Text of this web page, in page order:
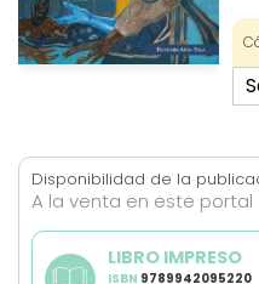
beginning
of
the
images
gallery
Disponibilidad de la
A la venta en este portal
LIBRO IMPRESO
ISBN 9789942095220